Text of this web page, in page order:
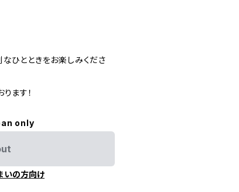
ひとときをお楽しみくださ
ます！
only
いの方向け